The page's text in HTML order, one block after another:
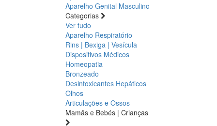
Aparelho Genital Masculino
Categorias
Ver tudo
Aparelho Respiratório
Rins | Bexiga | Vesícula
Dispositivos Médicos
Homeopatia
Bronzeado
Desintoxicantes Hepáticos
Olhos
Articulações e Ossos
Mamãs e Bebés | Crianças